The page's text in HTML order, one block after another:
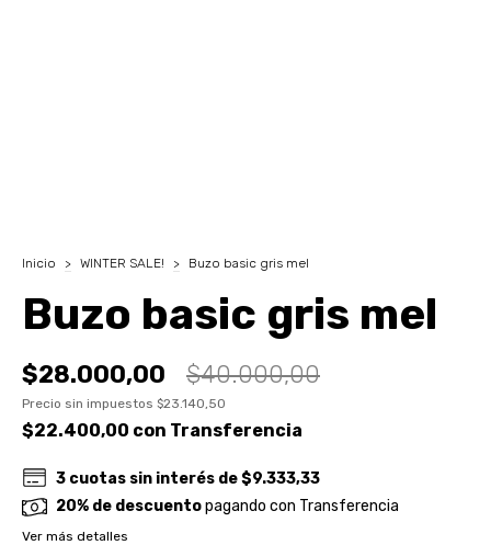
Inicio > WINTER SALE! > Buzo basic gris mel
Buzo basic gris mel
$28.000,00 $40.000,00
Precio sin impuestos $23.140,50
$22.400,00 con Transferencia
3 cuotas sin interés de$9.333,33
20% de descuentopagando con Transferencia
Ver más detalles